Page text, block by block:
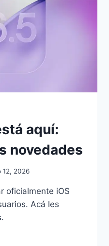
aquí:
novedades
12, 2026
oficialmente iOS
Acá les